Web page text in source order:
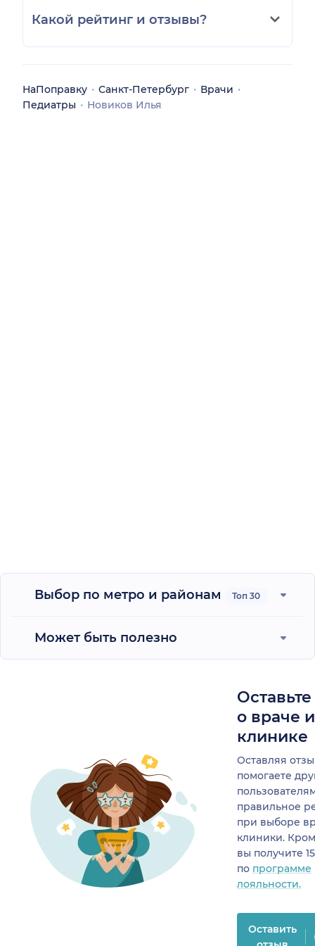
Какой рейтинг и отзывы?
НаПоправку Санкт-Петербург
Врачи
Педиатры
Новиков Илья
Выбор по метро и районам Топ 30
Может быть полезно
о враче
клинике
Оставляя
помогаете
правильное
при выборе
клиники.
вы получите
по программе
лояльности.
Оставить